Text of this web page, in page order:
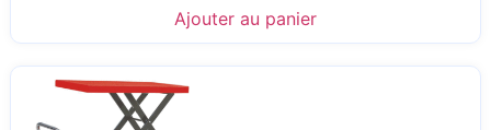
Ajouter au panier